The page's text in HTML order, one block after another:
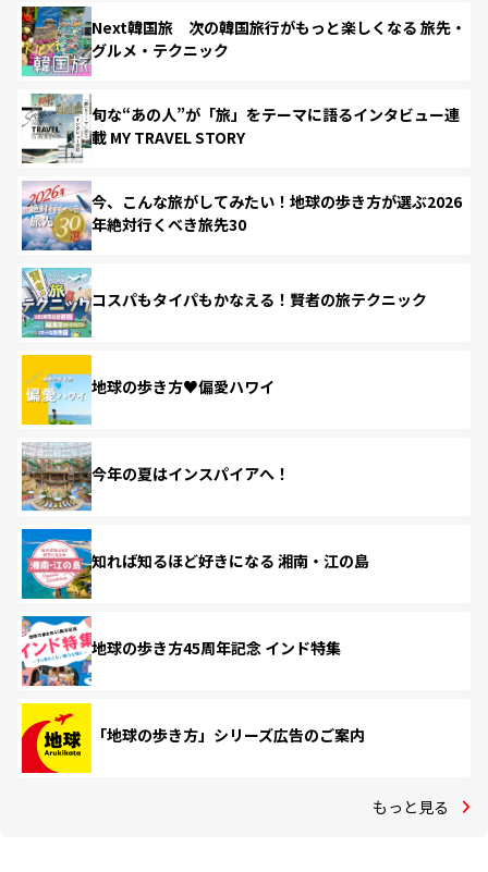
Next韓国旅 次の韓国旅行がもっと楽しくなる 旅先・
グルメ・テクニック
旬な“あの人”が「旅」をテーマに語るインタビュー連
載 MY TRAVEL STORY
今、こんな旅がしてみたい！地球の歩き方が選ぶ2026
年絶対行くべき旅先30
コスパもタイパもかなえる！賢者の旅テクニック
地球の歩き方♥偏愛ハワイ
今年の夏はインスパイアへ！
知れば知るほど好きになる 湘南・江の島
地球の歩き方45周年記念 インド特集
「地球の歩き方」シリーズ広告のご案内
もっと見る